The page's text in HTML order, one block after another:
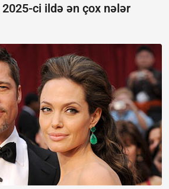
2025-ci ildə ən çox nələr